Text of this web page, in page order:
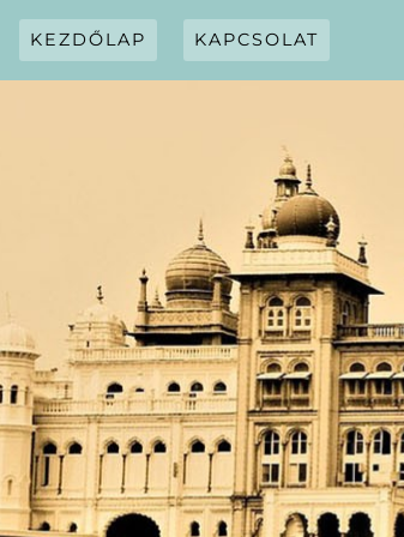
Skip
KEZDŐLAP KAPCSOLAT